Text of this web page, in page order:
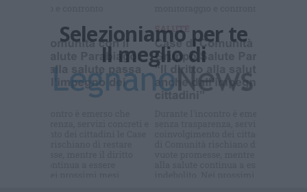
Selezioniamo per te
Il meglio di